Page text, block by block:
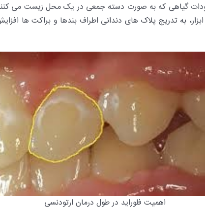
گیاهی که به صورت دسته جمعی در یک محل زیست می
به تدریج پلاک های دندانی اطراف بندها و براکت ها
اهمیت فلوراید در طول درمان ارتودنسی